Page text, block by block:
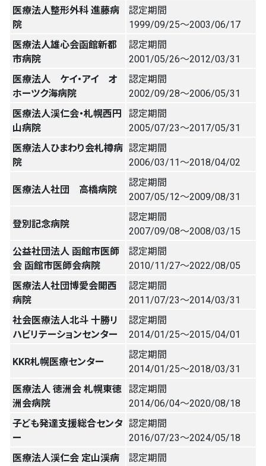
医療法人整形外科 進藤病
院
認定期間
1999/09/25〜2003/06/17
医療法人雄心会函館新都
市病院
認定期間
2001/05/26〜2012/03/31
医療法人 ケイ・アイ オ
ホーツク海病院
認定期間
2002/09/28〜2006/05/31
医療法人渓仁会・札幌西円
山病院
認定期間
2005/07/23〜2017/05/31
医療法人ひまわり会札樽病
院
認定期間
2006/03/11〜2018/04/02
医療法人社団 高橋病院
認定期間
2007/05/12〜2009/08/31
登別記念病院
認定期間
2007/09/08〜2008/03/15
公益社団法人 函館市医師
会 函館市医師会病院
認定期間
2010/11/27〜2022/08/05
医療法人社団博愛会開西
病院
認定期間
2011/07/23〜2014/03/31
社会医療法人北斗 十勝リ
ハビリテーションセンター
認定期間
2014/01/25〜2015/04/01
KKR札幌医療センター
認定期間
2014/01/25〜2018/03/31
医療法人 徳洲会 札幌東徳
洲会病院
認定期間
2014/06/04〜2020/08/18
子ども発達支援総合センタ
ー
認定期間
2016/07/23〜2024/05/18
医療法人渓仁会 定山渓病
認定期間